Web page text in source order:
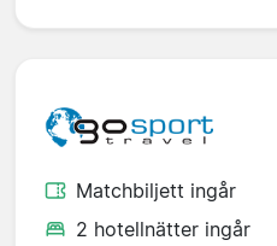
Matchbiljett ingår
2 hotellnätter ingår